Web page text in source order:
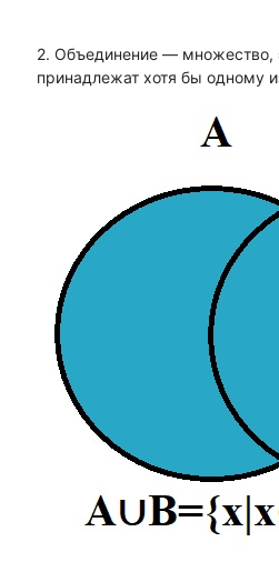
2. Объединение — множество,
принадлежат хотя бы одному